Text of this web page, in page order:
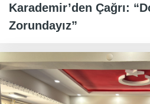
Karademir’den Çağrı:
Zorundayız”